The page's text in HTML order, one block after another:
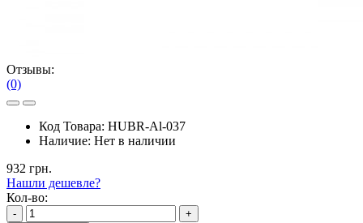
Отзывы:
(0)
Код Товара: HUBR-Al-037
Наличие: Нет в наличии
932 грн.
Нашли дешевле?
Кол-во:
-
+